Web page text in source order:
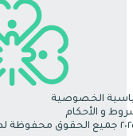
الخصوصية
و الأحكام